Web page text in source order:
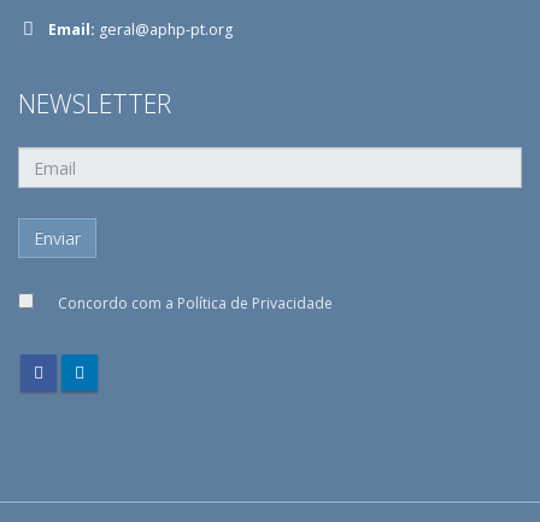
Email: geral@aphp-pt.org
NEWSLETTER
Concordo com a Política de Privacidade